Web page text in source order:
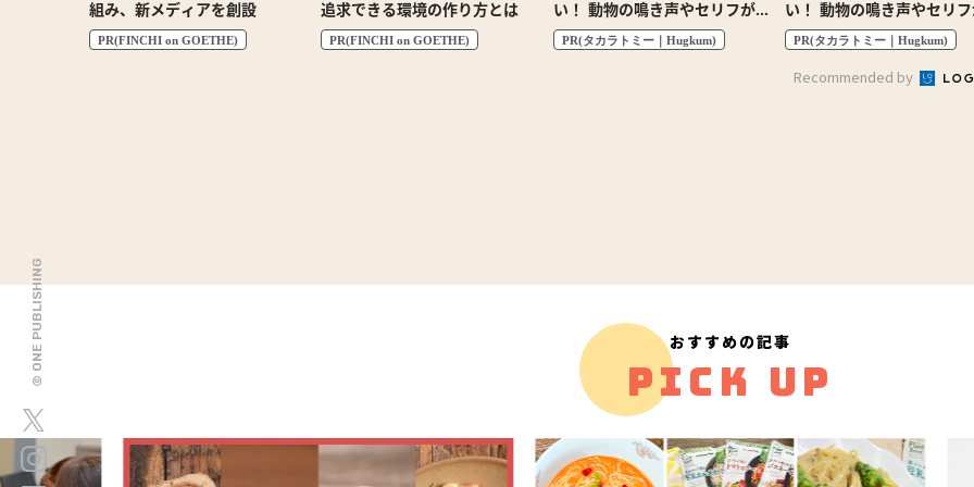
© ONE PUBLISHING
組み、新メディアを創設
PR(FINCHI on GOETHE)
追求できる環境の作り方とは
PR(FINCHI on GOETHE)
い！ 動物の鳴き声やセリフが盛
りだくさんの「アニア ...
PR(タカラトミー｜Hugkum)
い！ 動物の鳴き声やセリ
りだくさんの「アニア ...
PR(タカラトミー｜Hugkum)
Recommended by
おすすめの記事
PICK UP